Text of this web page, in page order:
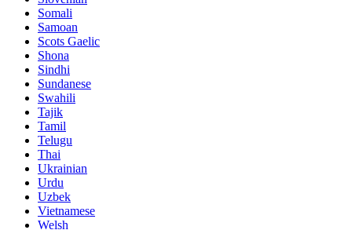
Somali
Samoan
Scots Gaelic
Shona
Sindhi
Sundanese
Swahili
Tajik
Tamil
Telugu
Thai
Ukrainian
Urdu
Uzbek
Vietnamese
Welsh